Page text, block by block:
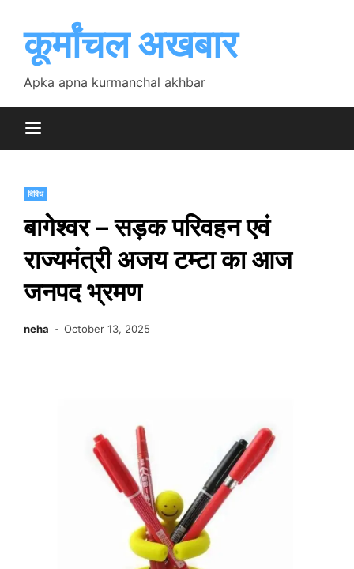
contentकूर्मांचल अखबार
Apka apna kurmanchal akhbar
विविध
बागेश्वर – सड़क परिवहन एवं
राज्यमंत्री अजय टम्टा का आज
जनपद भ्रमण
neha October 13, 2025